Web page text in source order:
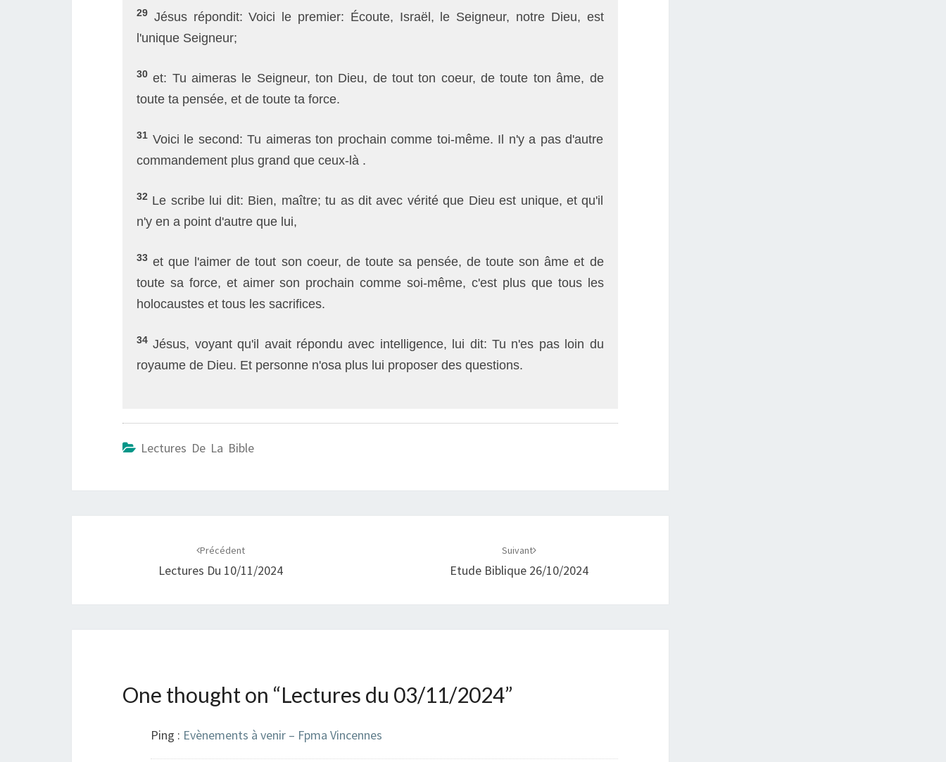
29 Jésus répondit: Voici le premier: Écoute, Israël, le Seigneur, notre Dieu, est
l'unique Seigneur;
30 et: Tu aimeras le Seigneur, ton Dieu, de tout ton coeur, de toute ton âme, de
toute ta pensée, et de toute ta force.
31 Voici le second: Tu aimeras ton prochain comme toi-même. Il n'y a pas d'autre
commandement plus grand que ceux-là .
32 Le scribe lui dit: Bien, maître; tu as dit avec vérité que Dieu est unique, et qu'il
n'y en a point d'autre que lui,
33 et que l'aimer de tout son coeur, de toute sa pensée, de toute son âme et de
toute sa force, et aimer son prochain comme soi-même, c'est plus que tous les
holocaustes et tous les sacrifices.
34 Jésus, voyant qu'il avait répondu avec intelligence, lui dit: Tu n'es pas loin du
royaume de Dieu. Et personne n'osa plus lui proposer des questions.
Lectures De La Bible
Précédent
Lectures Du 10/11/2024
Suivant
Etude Biblique 26/10/2024
One thought on “Lectures du 03/11/2024”
Ping : Evènements à venir – Fpma Vincennes